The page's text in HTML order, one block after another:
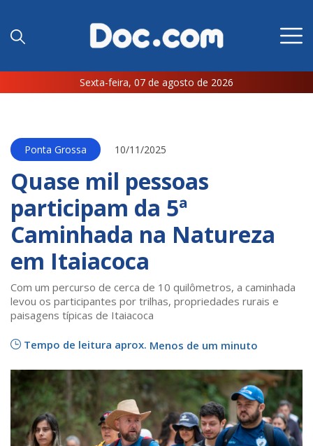
Sexta-feira, 07 de agosto de 2026
Ponta Grossa 10/11/2025
Quase mil pessoas
participam da 5ª
Caminhada na Natureza
em Itaiacoca
Com um percurso de cerca de 10 quilômetros, a caminhada
levou os participantes por trilhas, propriedades rurais e
paisagens típicas de Itaiacoca
Tempo de leitura aprox. Menos de um minuto